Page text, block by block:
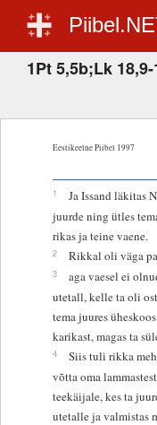
1Pt 5,5b;Lk
Eestikeelne Piibel 1997
1
Ja Issand läkitas
juurde ning ütles
rikas ja teine vaene.
2 Rikkal oli väga
3
aga vaesel ei
utetall, kelle ta oli
tema juures
karikast, magas ta
4
Siis tuli rikka
võtta oma
teekäijale, kes ta
utetalle ja valmistas